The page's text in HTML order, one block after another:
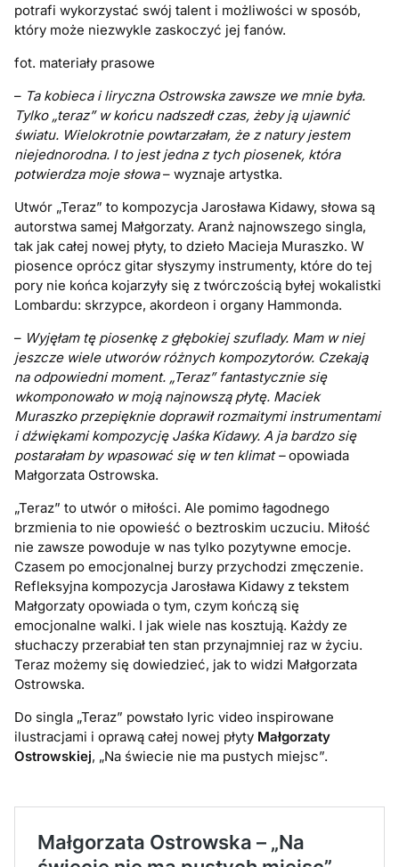
potrafi wykorzystać swój talent i możliwości w sposób,
który może niezwykle zaskoczyć jej fanów.
fot. materiały prasowe
– Ta kobieca i liryczna Ostrowska zawsze we mnie była.
Tylko „teraz” w końcu nadszedł czas, żeby ją ujawnić
światu. Wielokrotnie powtarzałam, że z natury jestem
niejednorodna. I to jest jedna z tych piosenek, która
potwierdza moje słowa– wyznaje artystka.
Utwór „Teraz” to kompozycja Jarosława Kidawy, słowa są
autorstwa samej Małgorzaty. Aranż najnowszego singla,
tak jak całej nowej płyty, to dzieło Macieja Muraszko. W
piosence oprócz gitar słyszymy instrumenty, które do tej
pory nie końca kojarzyły się z twórczością byłej wokalistki
Lombardu: skrzypce, akordeon i organy Hammonda.
– Wyjęłam tę piosenkę z głębokiej szuflady. Mam w niej
jeszcze wiele utworów różnych kompozytorów. Czekają
na odpowiedni moment. „Teraz” fantastycznie się
wkomponowało w moją najnowszą płytę. Maciek
Muraszko przepięknie doprawił rozmaitymi instrumentami
i dźwiękami kompozycję Jaśka Kidawy. A ja bardzo się
postarałam by wpasować się w ten klimat –opowiada
Małgorzata Ostrowska.
„Teraz” to utwór o miłości. Ale pomimo łagodnego
brzmienia to nie opowieść o beztroskim uczuciu. Miłość
nie zawsze powoduje w nas tylko pozytywne emocje.
Czasem po emocjonalnej burzy przychodzi zmęczenie.
Refleksyjna kompozycja Jarosława Kidawy z tekstem
Małgorzaty opowiada o tym, czym kończą się
emocjonalne walki. I jak wiele nas kosztują. Każdy ze
słuchaczy przerabiał ten stan przynajmniej raz w życiu.
Teraz możemy się dowiedzieć, jak to widzi Małgorzata
Ostrowska.
Do singla „Teraz” powstało lyric video inspirowane
ilustracjami i oprawą całej nowej płyty Małgorzaty
Ostrowskiej, „Na świecie nie ma pustych miejsc”.